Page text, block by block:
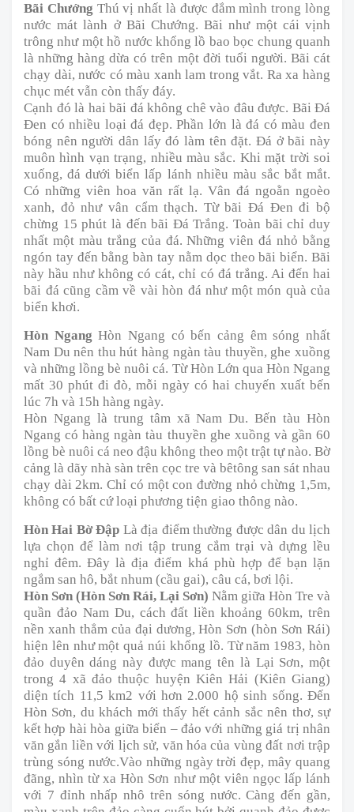
Bãi Chướng Thú vị nhất là được đắm mình trong lòng
nước mát lành ở Bãi Chướng. Bãi như một cái vịnh
trông như một hồ nước khổng lồ bao bọc chung quanh
là những hàng dừa có trên một đời tuổi người. Bãi cát
chạy dài, nước có màu xanh lam trong vắt. Ra xa hàng
chục mét vẫn còn thấy đáy.
Cạnh đó là hai bãi đá không chê vào đâu được. Bãi Ðá
Ðen có nhiều loại đá đẹp. Phần lớn là đá có màu đen
bóng nên người dân lấy đó làm tên đặt. Ðá ở bãi này
muôn hình vạn trạng, nhiều màu sắc. Khi mặt trời soi
xuống, đá dưới biển lấp lánh nhiều màu sắc bắt mắt.
Có những viên hoa văn rất lạ. Vân đá ngoằn ngoèo
xanh, đỏ như vân cẩm thạch. Từ bãi Ðá Ðen đi bộ
chừng 15 phút là đến bãi Ðá Trắng. Toàn bãi chỉ duy
nhất một màu trắng của đá. Những viên đá nhỏ bằng
ngón tay đến bằng bàn tay nằm dọc theo bãi biển. Bãi
này hầu như không có cát, chỉ có đá trắng. Ai đến hai
bãi đá cũng cầm về vài hòn đá như một món quà của
biển khơi.
Hòn NgangHòn Ngang có bến cảng êm sóng nhất
Nam Du nên thu hút hàng ngàn tàu thuyền, ghe xuồng
và những lồng bè nuôi cá. Từ Hòn Lớn qua Hòn Ngang
mất 30 phút đi đò, mỗi ngày có hai chuyến xuất bến
lúc 7h và 15h hàng ngày.
Hòn Ngang là trung tâm xã Nam Du. Bến tàu Hòn
Ngang có hàng ngàn tàu thuyền ghe xuồng và gần 60
lồng bè nuôi cá neo đậu không theo một trật tự nào. Bờ
cảng là dãy nhà sàn trên cọc tre và bêtông san sát nhau
chạy dài 2km. Chỉ có một con đường nhỏ chừng 1,5m,
không có bất cứ loại phương tiện giao thông nào.
Hòn Hai Bờ Đập Là địa điểm thường được dân du lịch
lựa chọn để làm nơi tập trung cắm trại và dựng lều
nghỉ đêm. Đây là địa điểm khá phù hợp để bạn lặn
ngắm san hô, bắt nhum (cầu gai), câu cá, bơi lội.
Hòn Sơn (Hòn Sơn Rái, Lại Sơn) Nằm giữa Hòn Tre và
quần đảo Nam Du, cách đất liền khoảng 60km, trên
nền xanh thẳm của đại dương, Hòn Sơn (hòn Sơn Rái)
hiện lên như một quả núi khổng lồ. Từ năm 1983, hòn
đảo duyên dáng này được mang tên là Lại Sơn, một
trong 4 xã đảo thuộc huyện Kiên Hải (Kiên Giang)
diện tích 11,5 km2 với hơn 2.000 hộ sinh sống. Đến
Hòn Sơn, du khách mới thấy hết cảnh sắc nên thơ, sự
kết hợp hài hòa giữa biển – đảo với những giá trị nhân
văn gắn liền với lịch sử, văn hóa của vùng đất nơi trập
trùng sóng nước.Vào những ngày trời đẹp, mây quang
đãng, nhìn từ xa Hòn Sơn như một viên ngọc lấp lánh
với 7 đỉnh nhấp nhô trên sóng nước. Càng đến gần,